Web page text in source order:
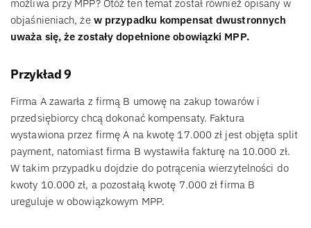
możliwa przy MPP? Otóż ten temat został również opisany w
objaśnieniach, że w przypadku kompensat dwustronnych
uważa się, że zostały dopełnione obowiązki MPP.
Przykład 9
Firma A zawarła z firmą B umowę na zakup towarów i
przedsiębiorcy chcą dokonać kompensaty. Faktura
wystawiona przez firmę A na kwotę 17.000 zł jest objęta split
payment, natomiast firma B wystawiła fakturę na 10.000 zł.
W takim przypadku dojdzie do potrącenia wierzytelności do
kwoty 10.000 zł, a pozostałą kwotę 7.000 zł firma B
ureguluje w obowiązkowym MPP.